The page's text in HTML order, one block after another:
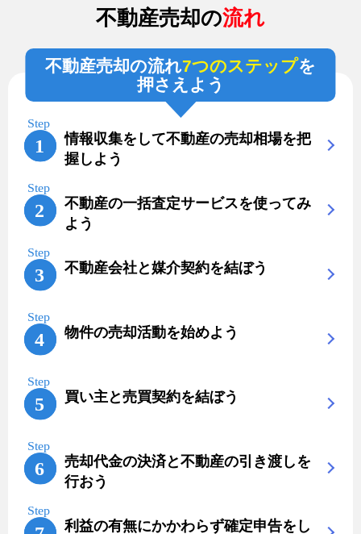
不動産売却の流れ
不動産売却の流れ7つのステップを
押さえよう
情報収集をして不動産の売却相場を把
握しよう
不動産の一括査定サービスを使ってみ
よう
不動産会社と媒介契約を結ぼう
物件の売却活動を始めよう
買い主と売買契約を結ぼう
売却代金の決済と不動産の引き渡しを
行おう
利益の有無にかかわらず確定申告をし